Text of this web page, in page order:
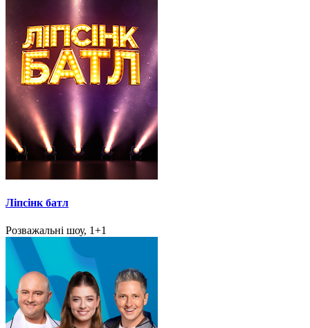
Ліпсінк батл
Розважальні шоу, 1+1